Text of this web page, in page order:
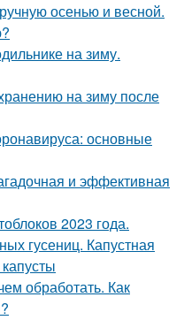
осенью и весной.
на зиму.
на зиму после
основные
и эффективная
2023 года.
гусениц. Капустная
обработать. Как